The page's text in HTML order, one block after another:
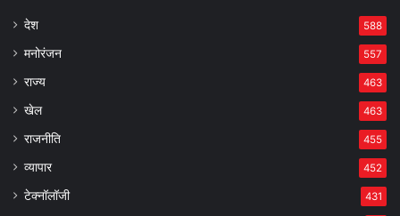
देश 588
मनोरंजन 557
राज्य 463
खेल 463
राजनीति 455
व्यापार 452
टेक्नॉलॉजी 431